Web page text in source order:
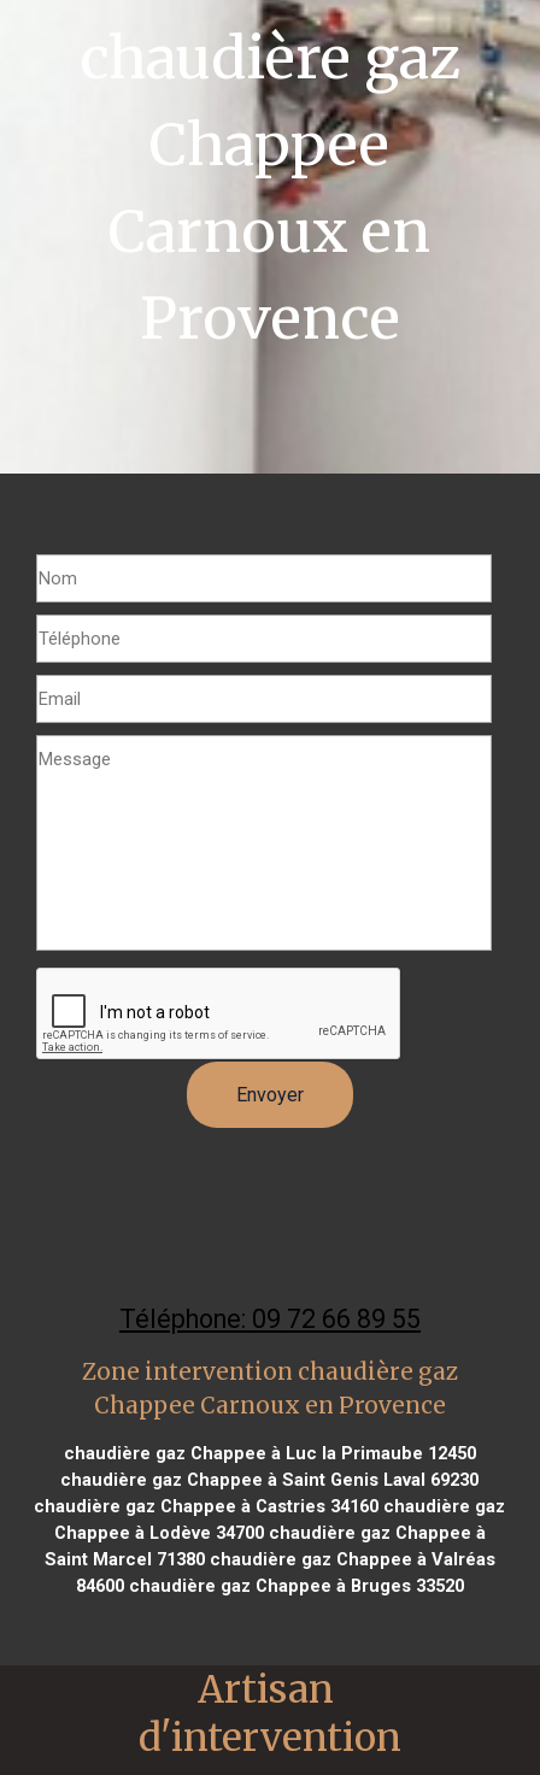
chaudière gaz
Chappee
Carnoux en
Provence
Téléphone: 09 72 66 89 55
Zone intervention chaudière gaz
Chappee Carnoux en Provence
chaudière gaz Chappee à Luc la Primaube 12450
chaudière gaz Chappee à Saint Genis Laval 69230
chaudière gaz Chappee à Castries 34160 chaudière gaz
Chappee à Lodève 34700chaudière gaz Chappee à
Saint Marcel 71380chaudière gaz Chappee à Valréas
84600chaudière gaz Chappee à Bruges 33520
Artisan
d'intervention